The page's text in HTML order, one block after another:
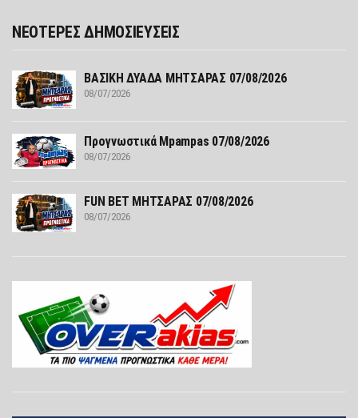
ΝΕΟΤΕΡΕΣ ΔΗΜΟΣΙΕΥΣΕΙΣ
ΒΑΣΙΚΗ ΔΥΑΔΑ ΜΗΤΣΑΡΑΣ 07/08/2026
08/07/2026
Προγνωστικά Mpampas 07/08/2026
08/07/2026
FUN ΒΕΤ ΜΗΤΣΑΡΑΣ 07/08/2026
08/07/2026